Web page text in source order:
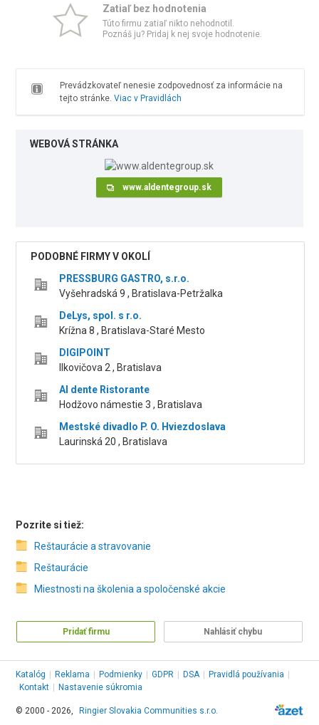
Zatiaľ bez hodnotenia
Túto firmu zatiaľ nikto nehodnotil.
Poznáš ju? Pridaj k nej svoje hodnotenie.
Prevádzkovateľ nenesie zodpovednosť za informácie na
tejto stránke. Viac v Pravidlách
WEBOVÁ STRÁNKA
www.aldentegroup.sk
PODOBNÉ FIRMY V OKOLÍ
PRESSBURG GASTRO, s.r.o.
Vyšehradská 9 , Bratislava-Petržalka
DeLys, spol. s r.o.
Krížna 8 , Bratislava-Staré Mesto
DIGIPOINT
Ilkovičova 2 , Bratislava
Al dente Ristorante
Hodžovo námestie 3 , Bratislava
Mestské divadlo P. O. Hviezdoslava
Laurinská 20 , Bratislava
Pozrite si tiež:
Reštaurácie a stravovanie
Reštaurácie
Miestnosti na školenia a spoločenské akcie
Pridať firmu Nahlásiť chybu
Katalóg Reklama Podmienky GDPR DSA Pravidlá používania
Kontakt
Nastavenie súkromia
© 2000 - 2026, Ringier Slovakia Communities s.r.o.